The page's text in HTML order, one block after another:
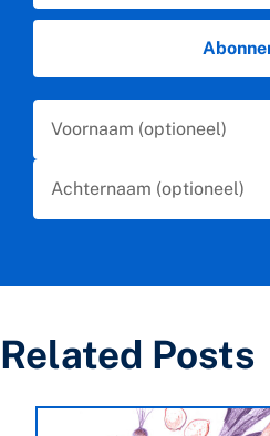
Related Posts